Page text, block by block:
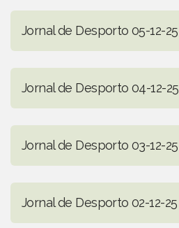
Jornal de Desporto 05-12-25
Jornal de Desporto 04-12-25
Jornal de Desporto 03-12-25
Jornal de Desporto 02-12-25